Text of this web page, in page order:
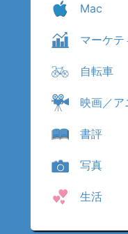
Mac
マーケテ
自転車
映画／ア
書評
写真
生活